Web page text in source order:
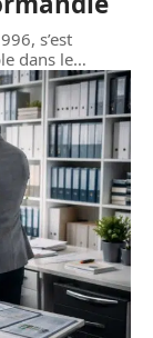
s’est
dans le…